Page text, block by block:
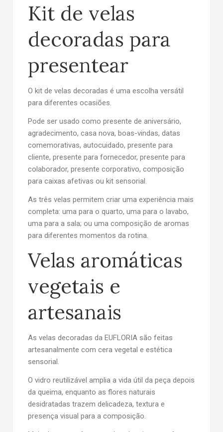
Kit de velas
decoradas para
presentear
O kit de velas decoradas é uma escolha versátil
para diferentes ocasiões.
Pode ser usado como presente de aniversário,
agradecimento, casa nova, boas-vindas, datas
comemorativas, autocuidado, presente para
cliente, presente para fornecedor, presente para
colaborador, presente corporativo, composição
para caixas afetivas ou kit sensorial.
As três velas permitem criar uma experiência mais
completa: uma para o quarto, uma para o lavabo,
uma para a sala; ou uma composição de aromas
para diferentes momentos da rotina.
Velas aromáticas
vegetais e
artesanais
As velas decoradas da EUFLORIA são feitas
artesanalmente com cera vegetal e estética
sensorial.
O vidro reutilizável amplia a vida útil da peça depois
da queima, enquanto as flores naturais
desidratadas trazem delicadeza, textura e
presença visual para a composição.